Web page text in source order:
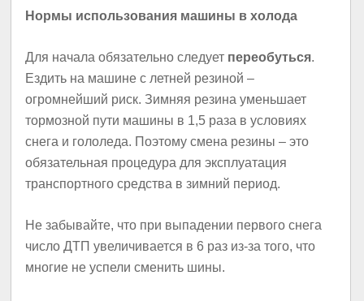
Нормы использования машины в холода
Для начала обязательно следует переобуться.
Ездить на машине с летней резиной –
огромнейший риск. Зимняя резина уменьшает
тормозной пути машины в 1,5 раза в условиях
снега и гололеда. Поэтому смена резины – это
обязательная процедура для эксплуатация
транспортного средства в зимний период.
Не забывайте, что при выпадении первого снега
число ДТП увеличивается в 6 раз из-за того, что
многие не успели сменить шины.